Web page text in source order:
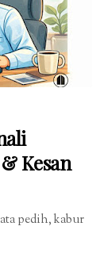
Kesan
pedih, kabur